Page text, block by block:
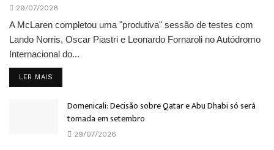
29/07/2026
A McLaren completou uma "produtiva" sessão de testes com
Lando Norris, Oscar Piastri e Leonardo Fornaroli no Autódromo
Internacional do...
LER MAIS
Domenicali: Decisão sobre Qatar e Abu Dhabi só será
tomada em setembro
29/07/2026